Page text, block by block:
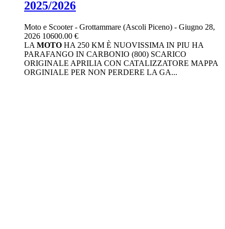
2025/2026
Moto e Scooter- Grottammare (Ascoli Piceno) - Giugno 28,
2026 10600.00 €
LA MOTO HA 250 KM È NUOVISSIMA IN PIU HA
PARAFANGO IN CARBONIO (800) SCARICO
ORIGINALE APRILIA CON CATALIZZATORE MAPPA
ORGINIALE PER NON PERDERE LA GA...